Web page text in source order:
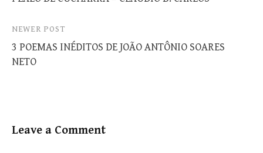
NEWER POST
3 POEMAS INÉDITOS DE JOÃO ANTÔNIO SOARES
NETO
Leave a Comment